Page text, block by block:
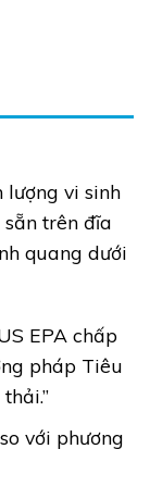
lượng vi sinh
trên đĩa
quang dưới
EPA chấp
pháp Tiêu
với phương